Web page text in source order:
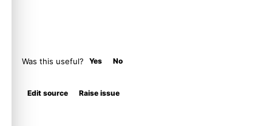
Was this useful? Yes No
Edit source Raise issue